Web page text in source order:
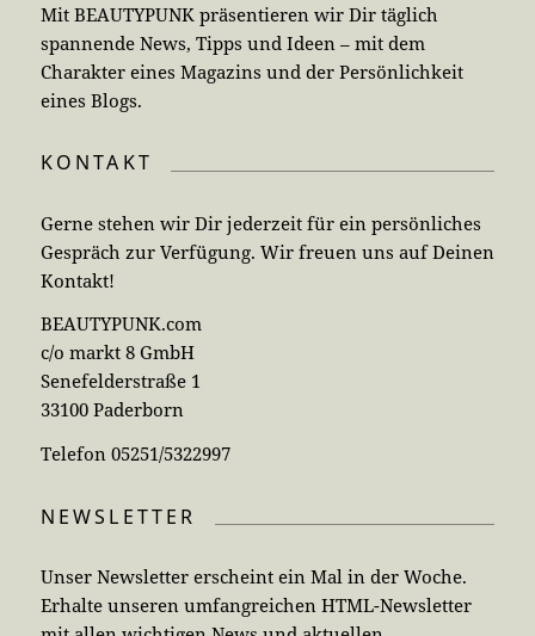
Mit BEAUTYPUNK präsentieren wir Dir täglich
spannende News, Tipps und Ideen – mit dem
Charakter eines Magazins und der Persönlichkeit
eines Blogs.
KONTAKT
Gerne stehen wir Dir jederzeit für ein persönliches
Gespräch zur Verfügung. Wir freuen uns auf Deinen
Kontakt!
BEAUTYPUNK.com
c/o markt 8 GmbH
Senefelderstraße 1
33100 Paderborn
Telefon 05251/5322997
NEWSLETTER
Unser Newsletter erscheint ein Mal in der Woche.
Erhalte unseren umfangreichen HTML-Newsletter